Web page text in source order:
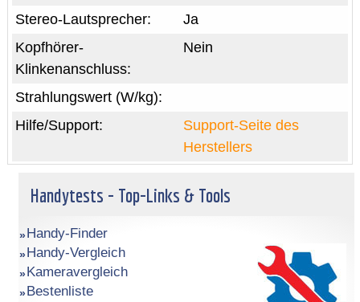
Ja
Stereo-Lautsprecher:
Nein
Kopfhörer-
Klinkenanschluss:
Strahlungswert (W/kg):
Support-Seite des
Herstellers
Hilfe/Support:
Handytests - Top-Links & Tools
Handy-Finder
Handy-Vergleich
Kameravergleich
Bestenliste